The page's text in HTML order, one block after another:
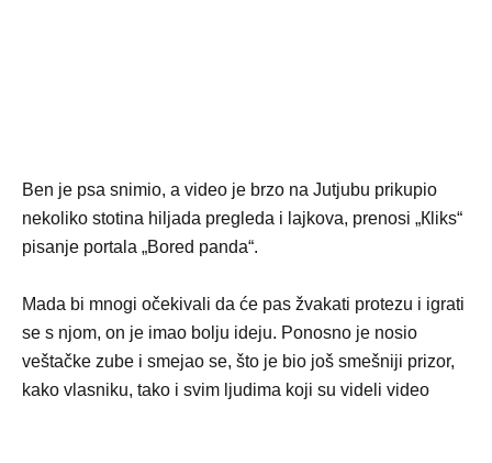
Ben je psa snimio, a video je brzo na Jutjubu prikupio
nekoliko stotina hiljada pregleda i lajkova, prenosi „Кliks“
pisanje portala „Bored panda“.
Mada bi mnogi očekivali da će pas žvakati protezu i igrati
se s njom, on je imao bolju ideju. Ponosno je nosio
veštačke zube i smejao se, što je bio još smešniji prizor,
kako vlasniku, tako i svim ljudima koji su videli video